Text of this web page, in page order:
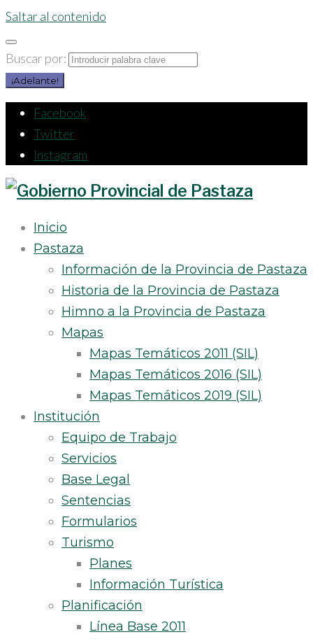
Saltar al contenido
Buscar por:
¡Adelante!
Facebook
Twitter
Instagram
Inicio
Pastaza
Información de la Provincia de Pastaza
Historia de la Provincia de Pastaza
Himno a la Provincia de Pastaza
Mapas
Mapas Temáticos 2011 (SIL)
Mapas Temáticos 2016 (SIL)
Mapas Temáticos 2019 (SIL)
Institución
Equipo de Trabajo
Servicios
Base Legal
Sentencias
Formularios
Turismo
Planes
Información Turística
Planificación
Línea Base 2011